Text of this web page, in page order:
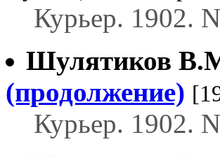
Курьер. 1902.
Шулятиков
(продолжение)
Курьер. 1902.